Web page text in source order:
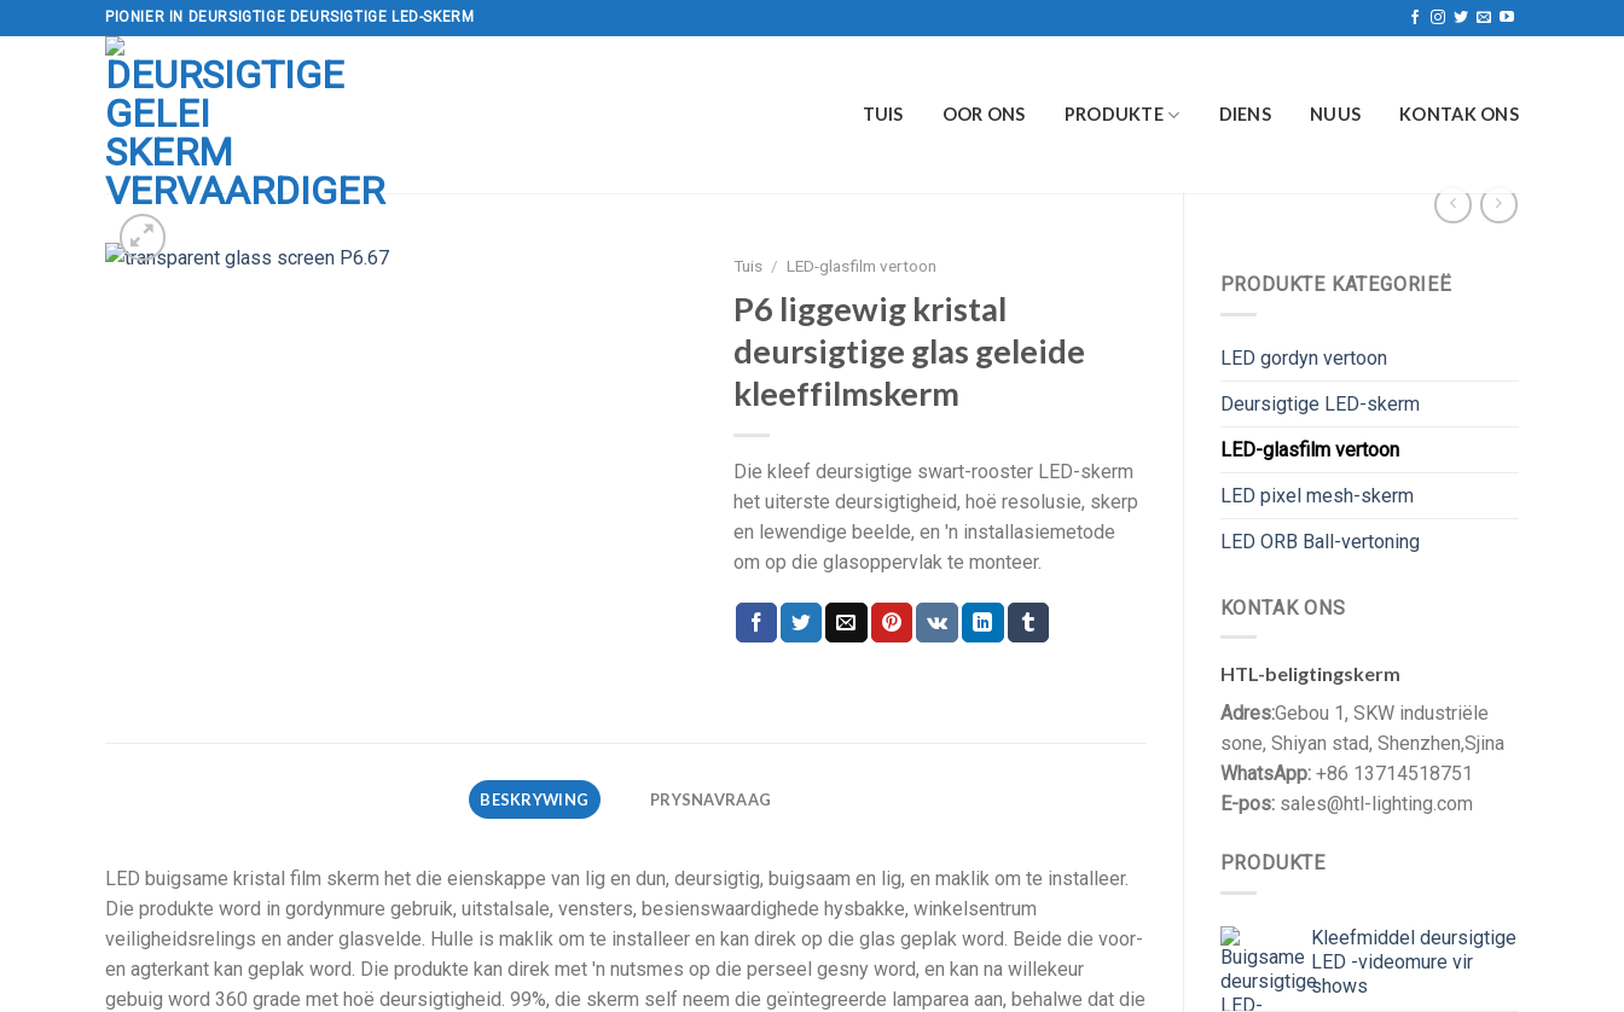
oor
PIONIER IN DEURSIGTIGE DEURSIGTIGE LED-SKERM
TUIS OOR ONS PRODUKTE DIENS NUUS KONTAK ONS
PRODUKTE KATEGORIEË
LED gordyn vertoon
Deursigtige LED-skerm
LED-glasfilm vertoon
LED pixel mesh-skerm
LED ORB Ball-vertoning
KONTAK ONS
HTL-beligtingskerm
Adres:Gebou 1, SKW industriële
sone, Shiyan stad, Shenzhen,Sjina
WhatsApp:+86 13714518751
E-pos: sales@htl-lighting.com
PRODUKTE
Kleefmiddel deursigtige
LED -videomure vir
shows
Tuis / LED-glasfilm vertoon
P6 liggewig kristal
deursigtige glas geleide
kleeffilmskerm
Die kleef deursigtige swart-rooster LED-skerm
het uiterste deursigtigheid, hoë resolusie, skerp
en lewendige beelde, en 'n installasiemetode
om op die glasoppervlak te monteer.
BESKRYWING PRYSNAVRAAG
LED buigsame kristal film skerm het die eienskappe van lig en dun, deursigtig, buigsaam en lig, en maklik om te installeer.
Die produkte word in gordynmure gebruik, uitstalsale, vensters, besienswaardighede hysbakke, winkelsentrum
veiligheidsrelings en ander glasvelde. Hulle is maklik om te installeer en kan direk op die glas geplak word. Beide die voor-
en agterkant kan geplak word. Die produkte kan direk met 'n nutsmes op die perseel gesny word, en kan na willekeur
gebuig word 360 grade met hoë deursigtigheid. 99%, die skerm self neem die geïntegreerde lamparea aan, behalwe dat die